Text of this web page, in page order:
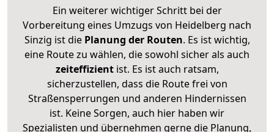
Ein weiterer wichtiger Schritt bei der
Vorbereitung eines Umzugs von Heidelberg nach
Sinzig ist diePlanung der Routen. Es ist wichtig,
eine Route zu wählen, die sowohl sicher als auch
zeiteffizientist. Es ist auch ratsam,
sicherzustellen, dass die Route frei von
Straßensperrungen und anderen Hindernissen
ist. Keine Sorgen, auch hier haben wir
Spezialisten und übernehmen gerne die Planung,